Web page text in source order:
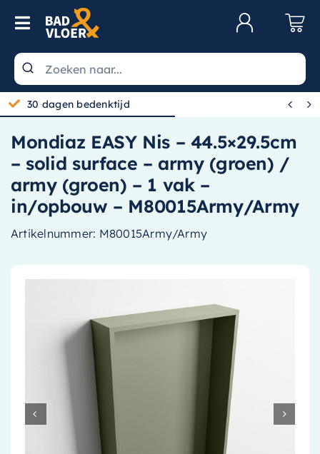
Skip to content
Toggle Navigation
Wastafels
Toiletten
Spiegels
Kranen
Douche
Badkamermeubels
Accessoires
Installatiemateriaal
Klimaatbeheersing
30 dagen bedenktijd  
Mondiaz EASY Nis – 44.5×29.5cm
– solid surface – army (groen) /
army (groen) – 1 vak –
in/opbouw – M80015Army/Army
Artikelnummer: M80015Army/Army